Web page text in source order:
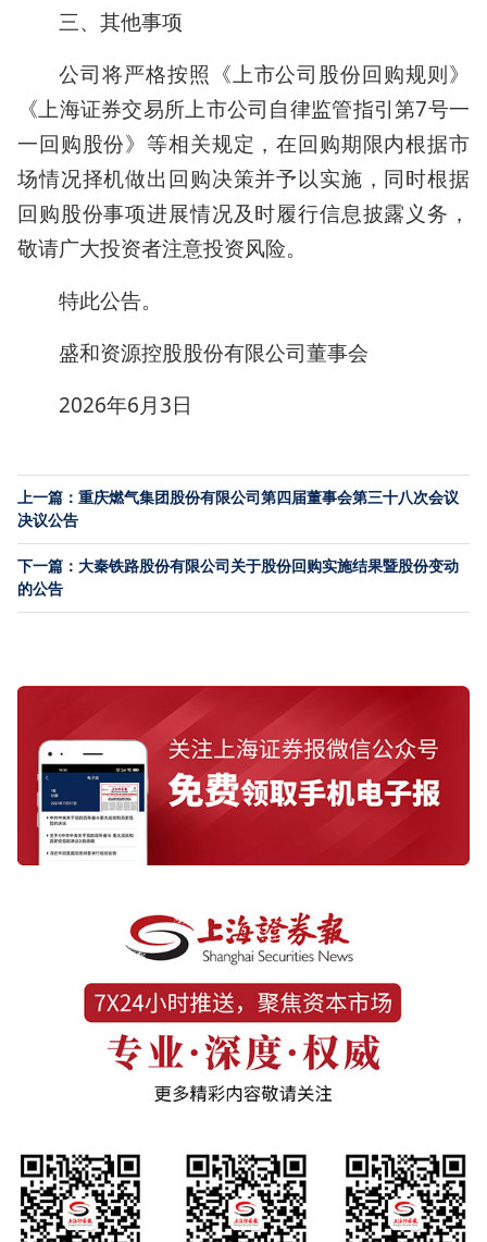
三、其他事项
公司将严格按照《上市公司股份回购规则》
《上海证券交易所上市公司自律监管指引第7号一
一回购股份》等相关规定，在回购期限内根据市
场情况择机做出回购决策并予以实施，同时根据
回购股份事项进展情况及时履行信息披露义务，
敬请广大投资者注意投资风险。
特此公告。
盛和资源控股股份有限公司董事会
2026年6月3日
上一篇：重庆燃气集团股份有限公司第四届董事会第三十八次会议
决议公告
下一篇：大秦铁路股份有限公司关于股份回购实施结果暨股份变动
的公告